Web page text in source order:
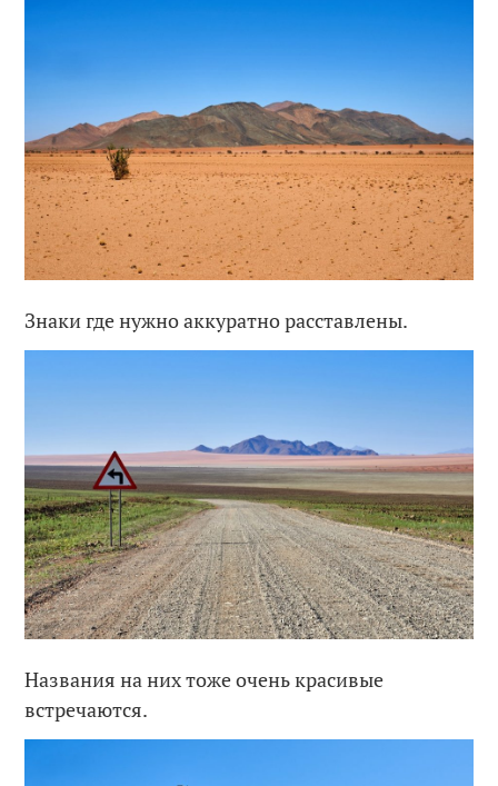
Знаки где нужно аккуратно расставлены.
Названия на них тоже очень красивые
встречаются.